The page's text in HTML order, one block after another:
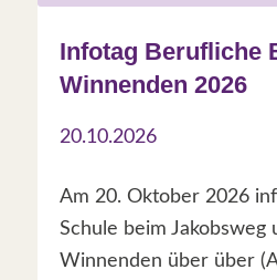
Infotag Berufliche
Winnenden 2026
20.10.2026
Am 20. Oktober 2026
Schule beim Jakobsweg
Winnenden über über